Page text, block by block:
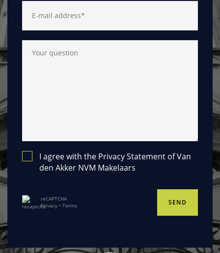
I agree with the Privacy Statement of Van
den Akker NVM Makelaars
reCAPTCHA
Privacy • Terms SEND